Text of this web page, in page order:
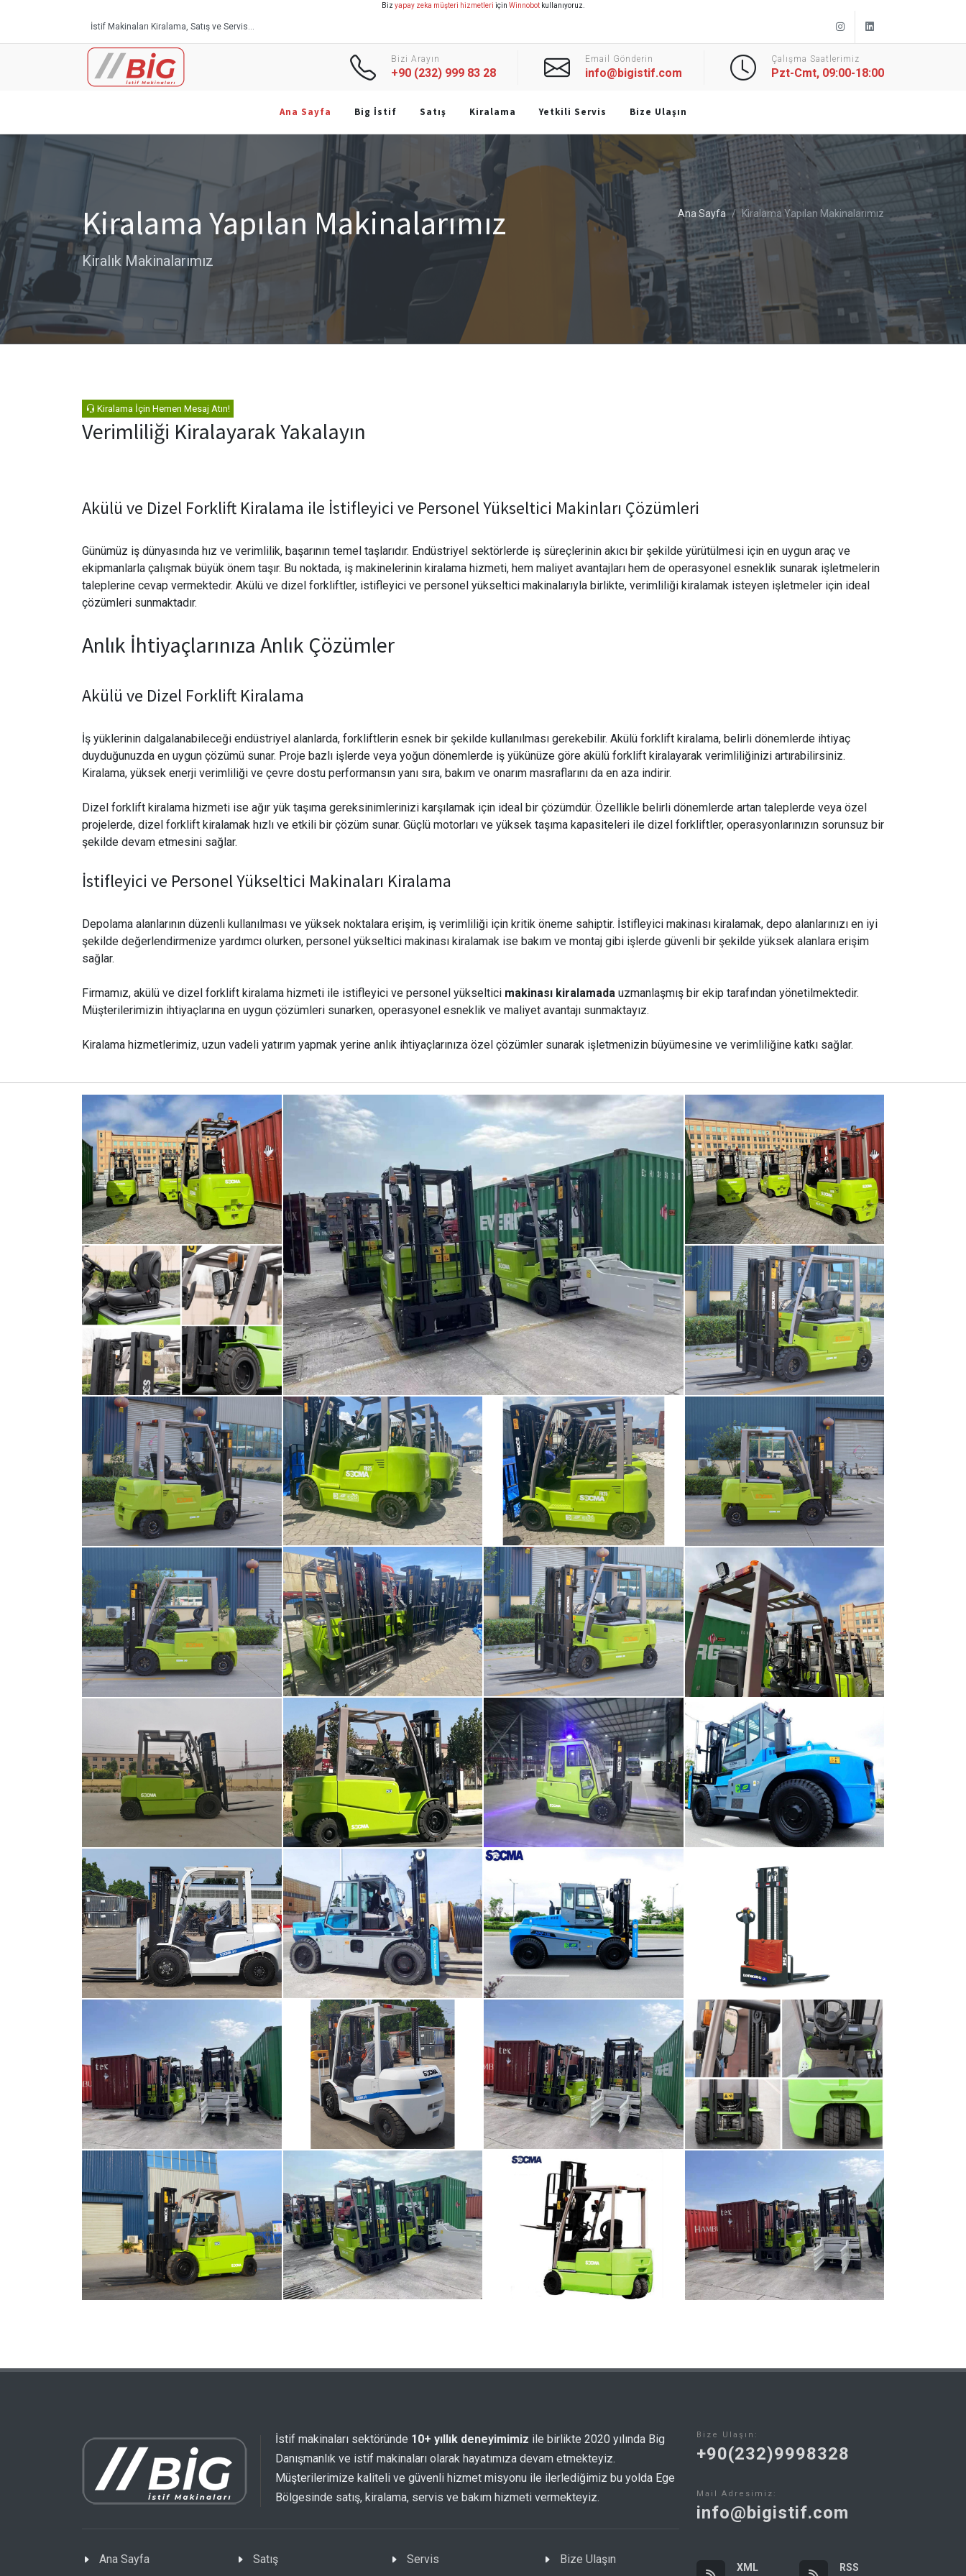
Biz yapay zeka müşteri hizmetleri için Winnobotkullanıyoruz.
İstif Makinaları Kiralama, Satış ve Servis... Instagram
Bizi Arayın
+90 (232) 999 83 28
Email Gönderin
info@bigistif.com
Çalışma Saatlerimiz
Pzt-Cmt, 09:00-18:00
Ana Sayfa Big İstif Satış Kiralama Yetkili Servis Bize Ulaşın
Kiralama Yapılan Makinalarımız
Kiralık Makinalarımız
Ana Sayfa Kiralama Yapılan Makinalarımız
Kiralama İçin Hemen Mesaj Atın!
Verimliliği Kiralayarak Yakalayın
Akülü ve Dizel Forklift Kiralama ile İstifleyici ve Personel Yükseltici Makinları Çözümleri
Günümüz iş dünyasında hız ve verimlilik, başarının temel taşlarıdır. Endüstriyel sektörlerde iş süreçlerinin akıcı bir şekilde yürütülmesi için en uygun araç ve
ekipmanlarla çalışmak büyük önem taşır. Bu noktada, iş makinelerinin kiralama hizmeti, hem maliyet avantajları hem de operasyonel esneklik sunarak işletmelerin
taleplerine cevap vermektedir. Akülü ve dizel forkliftler, istifleyici ve personel yükseltici makinalarıyla birlikte, verimliliği kiralamak isteyen işletmeler için ideal
çözümleri sunmaktadır.
Anlık İhtiyaçlarınıza Anlık Çözümler
Akülü ve Dizel Forklift Kiralama
İş yüklerinin dalgalanabileceği endüstriyel alanlarda, forkliftlerin esnek bir şekilde kullanılması gerekebilir. Akülü forklift kiralama, belirli dönemlerde ihtiyaç
duyduğunuzda en uygun çözümü sunar. Proje bazlı işlerde veya yoğun dönemlerde iş yükünüze göre akülü forklift kiralayarak verimliliğinizi artırabilirsiniz.
Kiralama, yüksek enerji verimliliği ve çevre dostu performansın yanı sıra, bakım ve onarım masraflarını da en aza indirir.
Dizel forklift kiralama hizmeti ise ağır yük taşıma gereksinimlerinizi karşılamak için ideal bir çözümdür. Özellikle belirli dönemlerde artan taleplerde veya özel
projelerde, dizel forklift kiralamak hızlı ve etkili bir çözüm sunar. Güçlü motorları ve yüksek taşıma kapasiteleri ile dizel forkliftler, operasyonlarınızın sorunsuz bir
şekilde devam etmesini sağlar.
İstifleyici ve Personel Yükseltici Makinaları Kiralama
Depolama alanlarının düzenli kullanılması ve yüksek noktalara erişim, iş verimliliği için kritik öneme sahiptir. İstifleyici makinası kiralamak, depo alanlarınızı en iyi
şekilde değerlendirmenize yardımcı olurken, personel yükseltici makinası kiralamak ise bakım ve montaj gibi işlerde güvenli bir şekilde yüksek alanlara erişim
sağlar.
Firmamız, akülü ve dizel forklift kiralama hizmeti ile istifleyici ve personel yükseltici makinası kiralamada uzmanlaşmış bir ekip tarafından yönetilmektedir.
Müşterilerimizin ihtiyaçlarına en uygun çözümleri sunarken, operasyonel esneklik ve maliyet avantajı sunmaktayız.
Kiralama hizmetlerimiz, uzun vadeli yatırım yapmak yerine anlık ihtiyaçlarınıza özel çözümler sunarak işletmenizin büyümesine ve verimliliğine katkı sağlar.
İstif makinaları sektöründe 10+ yıllık deneyimimiz ile birlikte 2020 yılında Big
Danışmanlık ve istif makinaları olarak hayatımıza devam etmekteyiz.
Müşterilerimize kaliteli ve güvenli hizmet misyonu ile ilerlediğimiz bu yolda Ege
Bölgesinde satış, kiralama, servis ve bakım hizmeti vermekteyiz.
Ana Sayfa
Satış
Servis Bize Ulaşın
Bize Ulaşın:
+90(232)9998328
Mail Adresimiz:
info@bigistif.com
XML RSS